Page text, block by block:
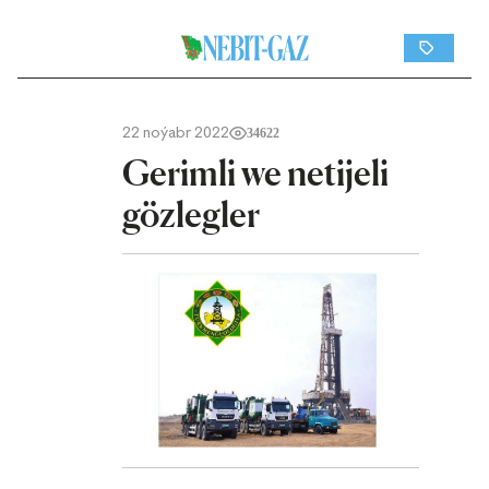
22 noýabr 2022 34622
Gerimli we netijeli
gözlegler